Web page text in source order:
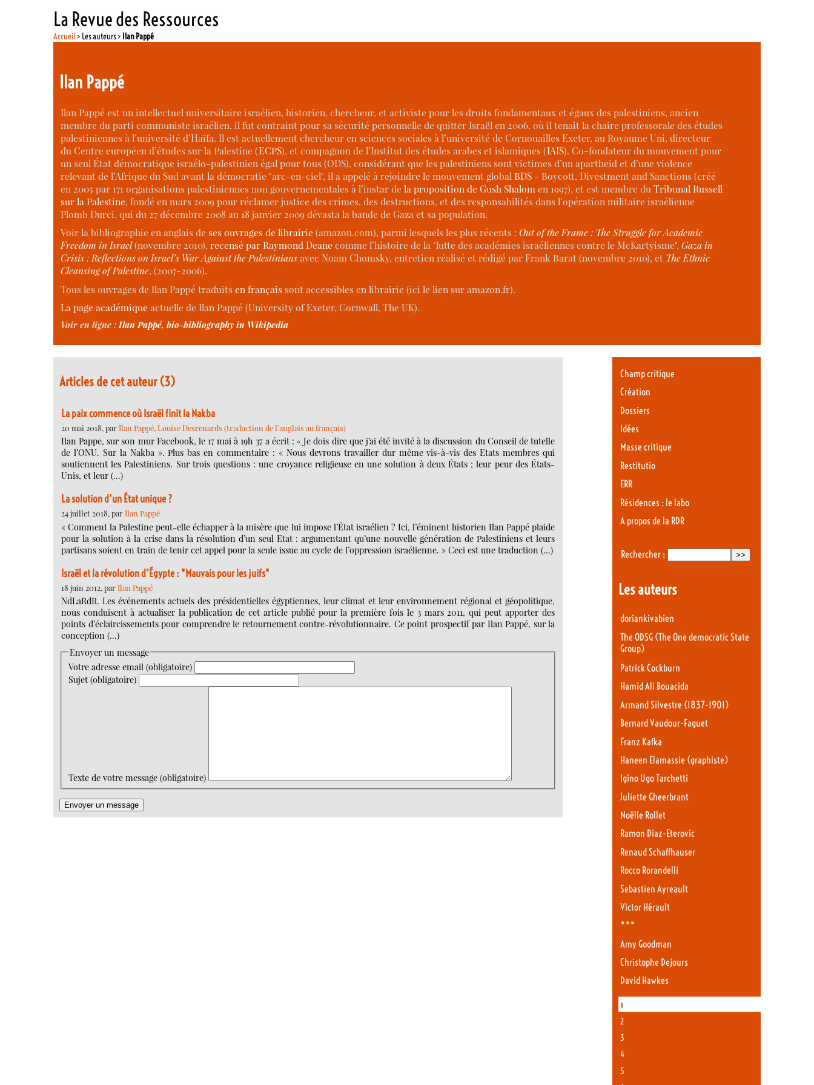
La Revue des Ressources
Accueil> Les auteurs > Ilan Pappé
Ilan Pappé
Ilan Pappé est un intellectuel universitaire israélien, historien, chercheur, et activiste pour les droits fondamentaux et égaux des palestiniens, ancien
membre du parti communiste israélien, il fut contraint pour sa sécurité personnelle de quitter Israël en 2006, où il tenait la chaire professorale des études
palestiniennes à l’université d’Haïfa. Il est actuellement chercheur en sciences sociales à l’université de Cornouailles Exeter, au Royaume Uni, directeur
du Centre européen d’études sur la Palestine (ECPS), et compagnon de l’Institut des études arabes et islamiques (IAIS). Co-fondateur du mouvement pour
un seul État démocratique israélo-palestinien égal pour tous (ODS), considérant que les palestiniens sont victimes d’un apartheid et d’une violence
relevant de l’Afrique du Sud avant la démocratie "arc-en-ciel", il a appelé à rejoindre le mouvement global BDS- Boycott, Divestment and Sanctions (créé
en 2005 par 171 organisations palestiniennes non gouvernementales à l’instar de la proposition de Gush Shalom en 1997), et est membre du Tribunal Russell
sur la Palestine, fondé en mars 2009 pour réclamer justice des crimes, des destructions, et des responsabilités dans l’opération militaire israélienne
Plomb Durci, qui du 27 décembre 2008 au 18 janvier 2009 dévasta la bande de Gaza et sa population.
Voir la bibliographie en anglais de ses ouvrages de librairie (amazon.com), parmi lesquels les plus récents : Out of the Frame : The Struggle for Academic
Freedom in Israel(novembre 2010), recensé par Raymond Deane comme l’histoire de la "lutte des académies israéliennes contre le McKartyisme", Gaza in
Crisis : Reflections on Israel’s War Against the Palestiniansavec Noam Chomsky, entretien réalisé et rédigé par Frank Barat (novembre 2010), et The Ethnic
Cleansing of Palestine, (2007-2006).
Tous les ouvrages de Ilan Pappé traduitsen françaissont accessibles en librairie (ici le lien sur amazon.fr).
La page académique actuelle de Ilan Pappé (University of Exeter, Cornwall, The UK).
Voir en ligne :Ilan Pappé, bio-bibliography in Wikipedia
Articles de cet auteur (3)
La paix commence où Israël finit la Nakba
20 mai 2018, parIlan Pappé, Louise Desrenards (traduction de l’anglais au français)
Ilan Pappe, sur son mur Facebook, le 17 mai à 19h 37 a écrit : « Je dois dire que j’ai été invité à la discussion du Conseil de tutelle
de l’ONU. Sur la Nakba ». Plus bas en commentaire : « Nous devrons travailler dur même vis-à-vis des Etats membres qui
soutiennent les Palestiniens. Sur trois questions : une croyance religieuse en une solution à deux États ; leur peur des États-
Unis, et leur (…)
La solution d’un État unique ?
24 juillet 2018, parIlan Pappé
« Comment la Palestine peut-elle échapper à la misère que lui impose l’État israélien ? Ici, l’éminent historien Ilan Pappé plaide
pour la solution à la crise dans la résolution d’un seul Etat : argumentant qu’une nouvelle génération de Palestiniens et leurs
partisans soient en train de tenir cet appel pour la seule issue au cycle de l’oppression israélienne. » Ceci est une traduction (…)
Israël et la révolution d’Égypte : "Mauvais pour les juifs"
18 juin 2012, parIlan Pappé
NdLaRdR. Les événements actuels des présidentielles égyptiennes, leur climat et leur environnement régional et géopolitique,
nous conduisent à actualiser la publication de cet article publié pour la première fois le 3 mars 2011, qui peut apporter des
points d’éclaircissements pour comprendre le retournement contre-révolutionnaire. Ce point prospectif par Ilan Pappé, sur la
conception (…)
Envoyer un message
Votre adresse email (obligatoire)
Sujet (obligatoire)
Texte de votre message (obligatoire)
Champ critique
Création
Dossiers
Idées
Masse critique
Restitutio
ERR
Résidences : le labo
A propos de la RDR
Rechercher :
Les auteurs
doriankivabien
The ODSG (The One democratic State
Group)
Patrick Cockburn
Hamid Ali Bouacida
Armand Silvestre (1837-1901)
Bernard Vaudour-Faguet
Franz Kafka
Haneen Elamassie (graphiste)
Igino Ugo Tarchetti
Juliette Gheerbrant
Noëlle Rollet
Ramon Diaz-Eterovic
Renaud Schaffhauser
Rocco Rorandelli
Sebastien Ayreault
Victor Hérault
***
Amy Goodman
Christophe Dejours
David Hawkes
1
2
3
4
5